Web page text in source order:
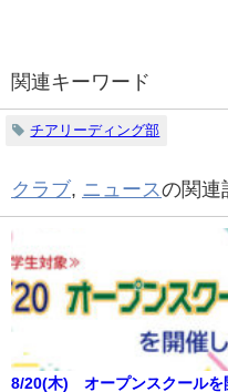
関連キーワード
チアリーディング部
クラブ, ニュースの関連
8/20(木) オープンスクールを